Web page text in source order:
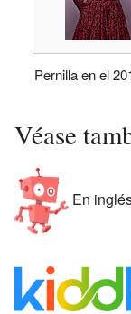
Pernilla en el
Véase
En